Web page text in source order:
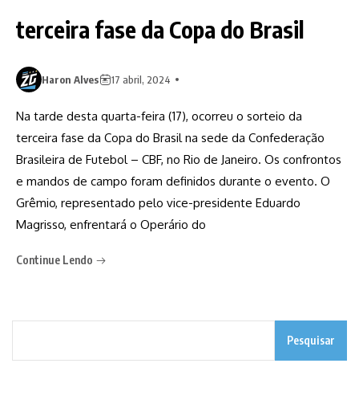
terceira fase da Copa do Brasil
Haron Alves 17 abril, 2024
Na tarde desta quarta-feira (17), ocorreu o sorteio da
terceira fase da Copa do Brasil na sede da Confederação
Brasileira de Futebol – CBF, no Rio de Janeiro. Os confrontos
e mandos de campo foram definidos durante o evento. O
Grêmio, representado pelo vice-presidente Eduardo
Magrisso, enfrentará o Operário do
Continue Lendo
Pesquisar